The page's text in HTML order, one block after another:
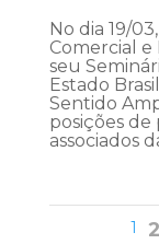
No dia 19/
Comercial e
seu
Estado
Sentido
posições de
associados
1 2